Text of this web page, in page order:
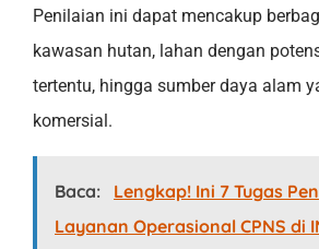
Penilaian ini dapat mencakup
kawasan hutan, lahan dengan
tertentu, hingga sumber daya alam
komersial.
Baca:
Lengkap! Ini 7 Tugas
Layanan Operasional CPNS di